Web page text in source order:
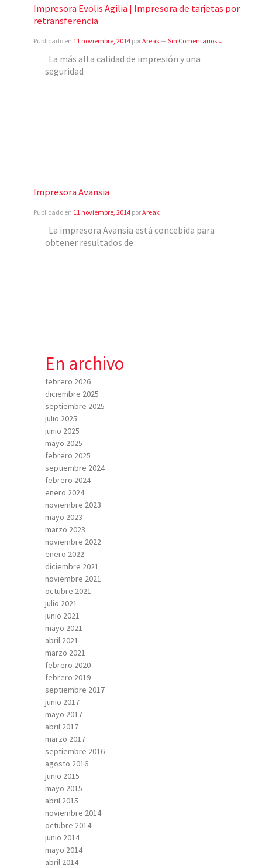
Impresora Evolis Agilia | Impresora de tarjetas por
retransferencia
Publicado en 11 noviembre, 2014porAreak— Sin Comentarios ↓
La más alta calidad de impresión y una
seguridad
Impresora Avansia
Publicado en 11 noviembre, 2014porAreak
La impresora Avansia está concebida para
obtener resultados de
En archivo
febrero 2026
diciembre 2025
septiembre 2025
julio 2025
junio 2025
mayo 2025
febrero 2025
septiembre 2024
febrero 2024
enero 2024
noviembre 2023
mayo 2023
marzo 2023
noviembre 2022
enero 2022
diciembre 2021
noviembre 2021
octubre 2021
julio 2021
junio 2021
mayo 2021
abril 2021
marzo 2021
febrero 2020
febrero 2019
septiembre 2017
junio 2017
mayo 2017
abril 2017
marzo 2017
septiembre 2016
agosto 2016
junio 2015
mayo 2015
abril 2015
noviembre 2014
octubre 2014
junio 2014
mayo 2014
abril 2014